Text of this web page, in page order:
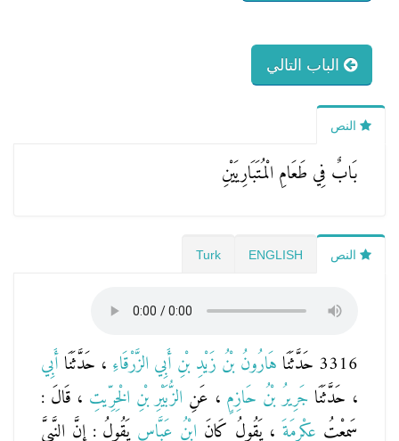
الباب التالي
النص
بَابٌ فِي طَعَامِ الْمُتَبَارِيَيْنِ
النص ENGLISH
Turk
3316 حَدَّثَنَا هَارُونُ بْنُ زَيْدِ بْنِ أَبِي الزَّرْقَاءِ ، حَدَّثَنَا أَبِي
، حَدَّثَنَا جَرِيرُ بْنُ حَازِمٍ ، عَنِ الزُّبَيْرِ بْنِ الْخِرِّيتِ ، قَالَ :
سَمِعْتُ عِكْرِمَةَ ، يَقُولُ كَانَ ابْنُ عَبَّاسٍيَقُولُ : إِنَّ النَّبِيَّ